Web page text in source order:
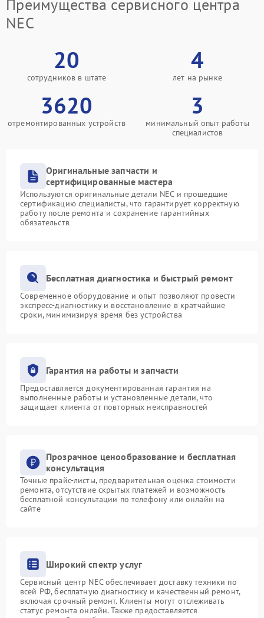
Преимущества сервисного центра
NEC
20
сотрудников в штате
4
лет на рынке
3620
отремонтированных устройств
3
минимальный опыт работы
специалистов
Оригинальные запчасти и
сертифицированные мастера
Используются оригинальные детали NEC и прошедшие
сертификацию специалисты, что гарантирует корректную
работу после ремонта и сохранение гарантийных
обязательств
Бесплатная диагностика и быстрый ремонт
Современное оборудование и опыт позволяют провести
экспресс-диагностику и восстановление в кратчайшие
сроки, минимизируя время без устройства
Гарантия на работы и запчасти
Предоставляется документированная гарантия на
выполненные работы и установленные детали, что
защищает клиента от повторных неисправностей
Прозрачное ценообразование и бесплатная
консультация
Точные прайс-листы, предварительная оценка стоимости
ремонта, отсутствие скрытых платежей и возможность
бесплатной консультации по телефону или онлайн на
сайте
Широкий спектр услуг
Сервисный центр NEC обеспечивает доставку техники по
всей РФ, бесплатную диагностику и качественный ремонт,
включая срочный ремонт. Клиенты могут отслеживать
статус ремонта онлайн. Также предоставляется